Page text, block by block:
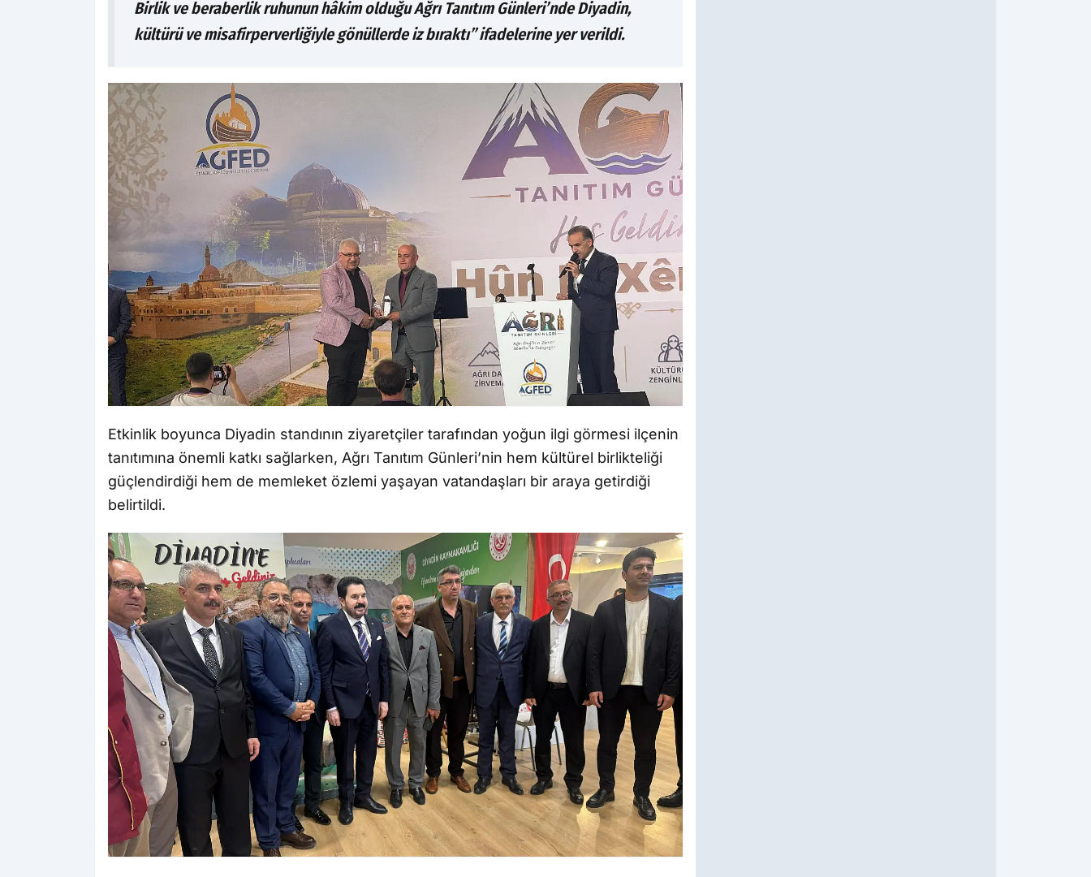
Birlik ve beraberlik ruhunun hâkim olduğu Ağrı Tanıtım Günleri’nde Diyadin,
kültürü ve misafirperverliğiyle gönüllerde iz bıraktı” ifadelerine yer verildi.
Etkinlik boyunca Diyadin standının ziyaretçiler tarafından yoğun ilgi görmesi ilçenin
tanıtımına önemli katkı sağlarken, Ağrı Tanıtım Günleri’nin hem kültürel birlikteliği
güçlendirdiği hem de memleket özlemi yaşayan vatandaşları bir araya getirdiği
belirtildi.